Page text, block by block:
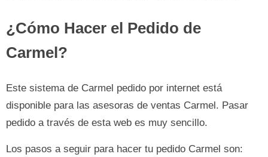
¿Cómo Hacer el Pedido de
Carmel?
Este sistema de Carmel pedido por internet está
disponible para las asesoras de ventas Carmel. Pasar
pedido a través de esta web es muy sencillo.
Los pasos a seguir para hacer tu pedido Carmel son: